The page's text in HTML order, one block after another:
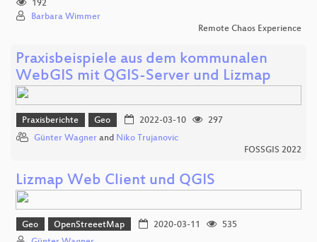
192
Barbara Wimmer
Remote Chaos Experience
Praxisbeispiele aus dem kommunalen
WebGIS mit QGIS-Server und Lizmap
Praxisberichte Geo 2022-03-10
297
Günter Wagner and Niko Trujanovic
FOSSGIS 2022
Lizmap Web Client und QGIS
Geo OpenStreeetMap 2020-03-11
535